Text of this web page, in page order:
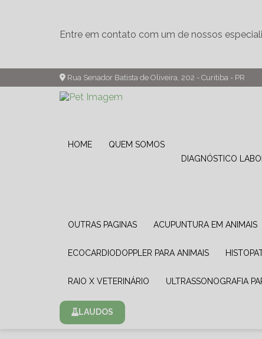
Entre em contato com um de nossos
Rua Senador Batista de Oliveira, 202 - Curitiba - PR
HOME QUEM SOMOS
DIAGNÓSTICO
OUTRAS PAGINAS ACUPUNTURA EM ANIMAIS
ECOCARDIODOPPLER PARA ANIMAIS
RAIO X VETERINÁRIO ULTRASSONOGRAFIA
LAUDOS